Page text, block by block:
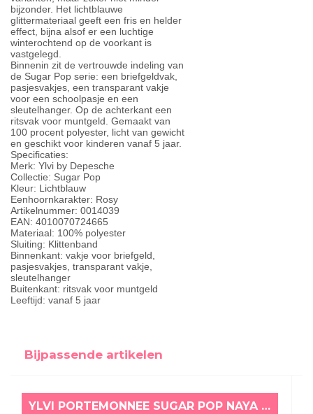
bijzonder. Het lichtblauwe
glittermateriaal geeft een fris en helder
effect, bijna alsof er een luchtige
winterochtend op de voorkant is
vastgelegd.
Binnenin zit de vertrouwde indeling van
de Sugar Pop serie: een briefgeldvak,
pasjesvakjes, een transparant vakje
voor een schoolpasje en een
sleutelhanger. Op de achterkant een
ritsvak voor muntgeld. Gemaakt van
100 procent polyester, licht van gewicht
en geschikt voor kinderen vanaf 5 jaar.
Specificaties:
Merk: Ylvi by Depesche
Collectie: Sugar Pop
Kleur: Lichtblauw
Eenhoornkarakter: Rosy
Artikelnummer: 0014039
EAN: 4010070724665
Materiaal: 100% polyester
Sluiting: Klittenband
Binnenkant: vakje voor briefgeld,
pasjesvakjes, transparant vakje,
sleutelhanger
Buitenkant: ritsvak voor muntgeld
Leeftijd: vanaf 5 jaar
Bijpassende artikelen
YLVI PORTEMONNEE SUGAR POP NAYA LILA